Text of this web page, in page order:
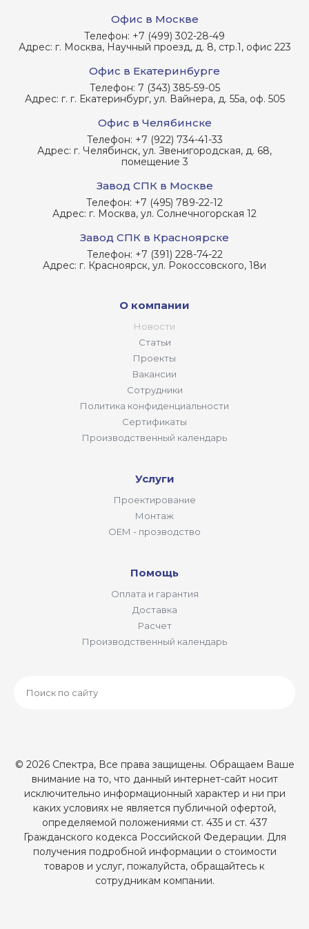
Офис в Москве
Телефон: +7 (499) 302-28-49
Адрес: г. Москва, Научный проезд, д. 8, стр.1, офис 223
Офис в Екатеринбурге
Телефон: 7 (343) 385-59-05
Адрес: г. г. Екатеринбург, ул. Вайнера, д. 55а, оф. 505
Офис в Челябинске
Телефон: +7 (922) 734-41-33
Адрес: г. Челябинск, ул. Звенигородская, д. 68,
помещение 3
Завод СПК в Москве
Телефон: +7 (495) 789-22-12
Адрес: г. Москва, ул. Солнечногорская 12
Завод СПК в Красноярске
Телефон: +7 (391) 228-74-22
Адрес: г. Красноярск, ул. Рокоссовского, 18и
О компании
Новости
Статьи
Проекты
Вакансии
Сотрудники
Политика конфиденциальности
Сертификаты
Производственный календарь
Услуги
Проектирование
Монтаж
ОЕМ - прозводство
Помощь
Оплата и гарантия
Доставка
Расчет
Производственный календарь
© 2026 Спектра, Все права защищены. Обращаем Ваше
внимание на то, что данный интернет-сайт носит
исключительно информационный характер и ни при
каких условиях не является публичной офертой,
определяемой положениями ст. 435 и ст. 437
Гражданского кодекса Российской Федерации. Для
получения подробной информации о стоимости
товаров и услуг, пожалуйста, обращайтесь к
сотрудникам компании.